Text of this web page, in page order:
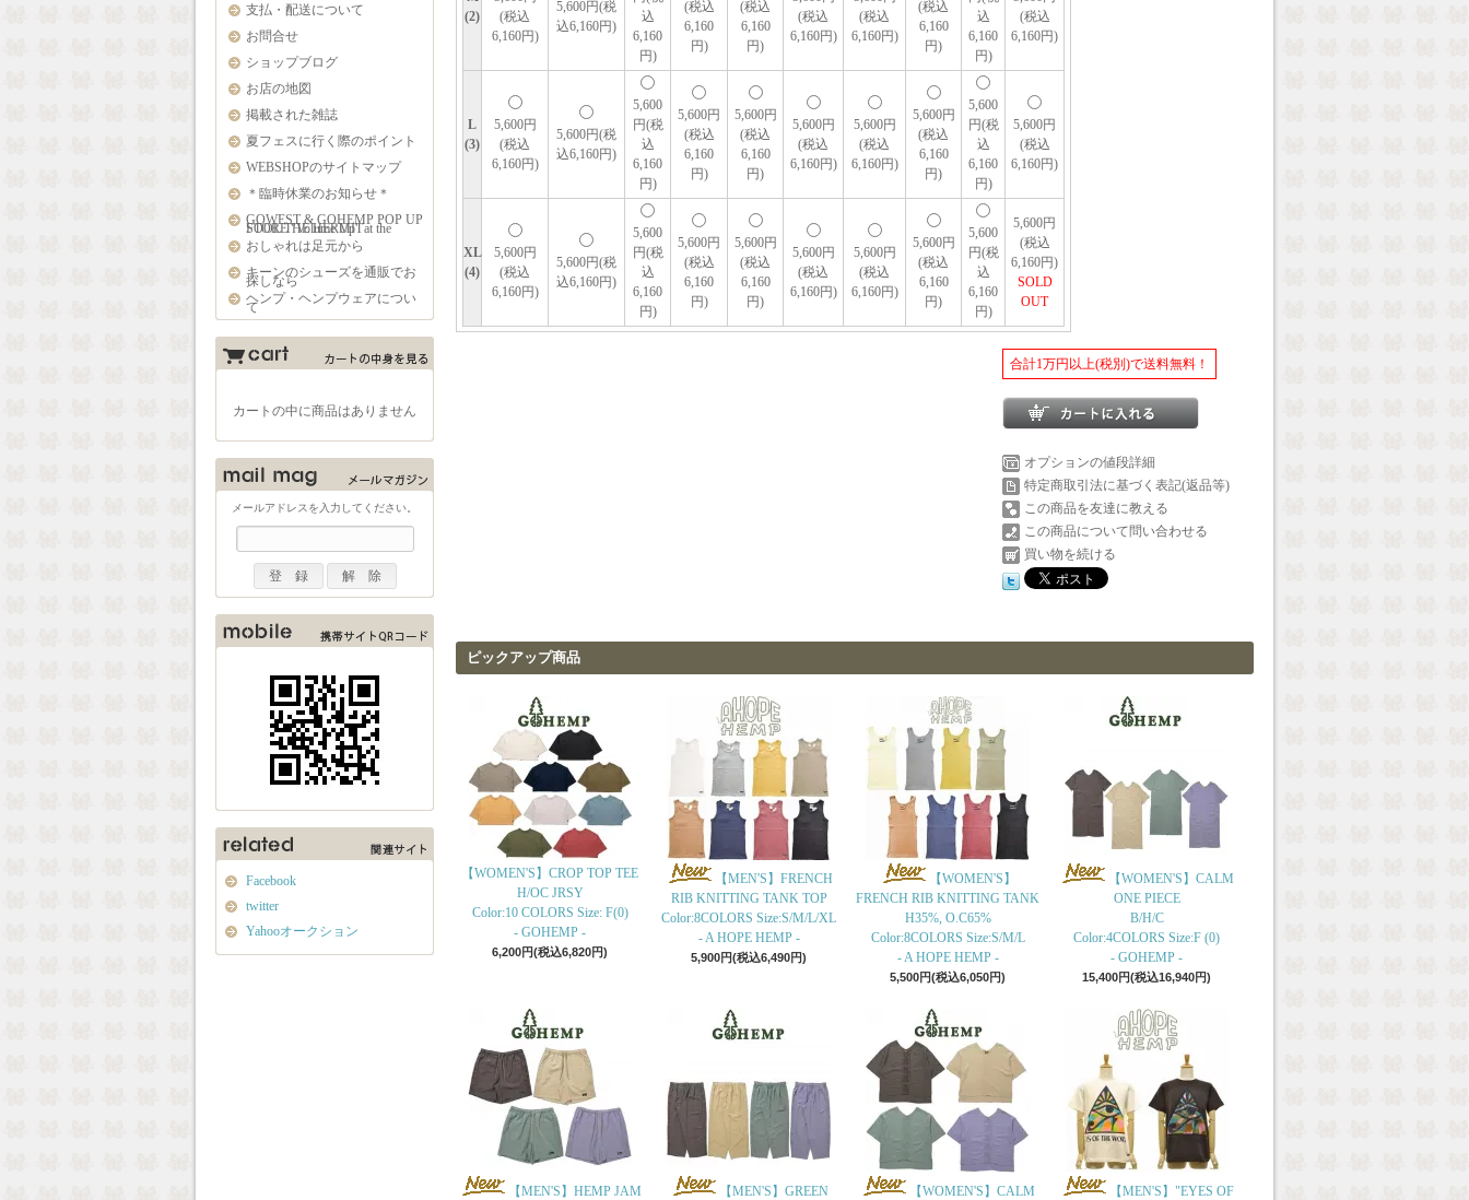
支払・配送について
お問合せ
ショップブログ
お店の地図
掲載された雑誌
夏フェスに行く際のポイント
WEBSHOPのサイトマップ
＊臨時休業のお知らせ＊
GOWEST & GOHEMP POP UP
STORE "Volume Up" at the FOOL THE HERMIT
おしゃれは足元から
キーンのシューズを通販でお
探しなら
ヘンプ・ヘンプウェアについ
て
カートの中に商品はありません
メールアドレスを入力してください。
Facebook
twitter
Yahooオークション
(2)
(税込
6,160円)
5,600円(税
込6,160円)
込
6,160
円)
(税込
6,160
円)
(税込
6,160
円)
(税込
6,160円)
(税込
6,160円)
(税込
6,160
円)
込
6,160
円)
(税込
6,160円)
L
(3)
5,600円
(税込
6,160円)
5,600円(税
込6,160円)
5,600
円(税
込
6,160
円)
5,600円
(税込
6,160
円)
5,600円
(税込
6,160
円)
5,600円
(税込
6,160円)
5,600円
(税込
6,160円)
5,600円
(税込
6,160
円)
5,600
円(税
込
6,160
円)
5,600円
(税込
6,160円)
XL
(4)
5,600円
(税込
6,160円)
5,600円(税
込6,160円)
5,600
円(税
込
6,160
円)
5,600円
(税込
6,160
円)
5,600円
(税込
6,160
円)
5,600円
(税込
6,160円)
5,600円
(税込
6,160円)
5,600円
(税込
6,160
円)
5,600
円(税
込
6,160
円)
5,600円
(税込
6,160円)
SOLD
OUT
合計1万円以上(税別)で送料無料！
オプションの値段詳細
特定商取引法に基づく表記(返品等)
この商品を友達に教える
この商品について問い合わせる
買い物を続ける
ピックアップ商品
【WOMEN'S】CROP TOP TEE
H/OC JRSY
Color:10 COLORS Size: F(0)
- GOHEMP -
6,200円(税込6,820円)
【MEN'S】FRENCH
RIB KNITTING TANK TOP
Color:8COLORS Size:S/M/L/XL
- A HOPE HEMP -
5,900円(税込6,490円)
【WOMEN'S】
FRENCH RIB KNITTING TANK
H35%, O.C65%
Color:8COLORS Size:S/M/L
- A HOPE HEMP -
5,500円(税込6,050円)
【WOMEN'S】CALM
ONE PIECE
B/H/C
Color:4COLORS Size:F (0)
- GOHEMP -
15,400円(税込16,940円)
【MEN'S】HEMP JAM 【MEN'S】GREEN 【WOMEN'S】CALM 【MEN'S】"EYES OF